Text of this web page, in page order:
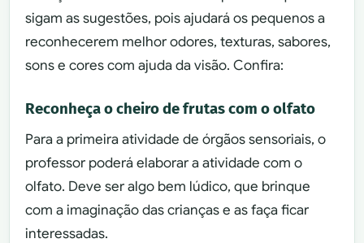
sigam as sugestões, pois ajudará os pequenos a
reconhecerem melhor odores, texturas, sabores,
sons e cores com ajuda da visão. Confira:
Reconheça o cheiro de frutas com o olfato
Para a primeira atividade de órgãos sensoriais, o
professor poderá elaborar a atividade com o
olfato. Deve ser algo bem lúdico, que brinque
com a imaginação das crianças e as faça ficar
interessadas.